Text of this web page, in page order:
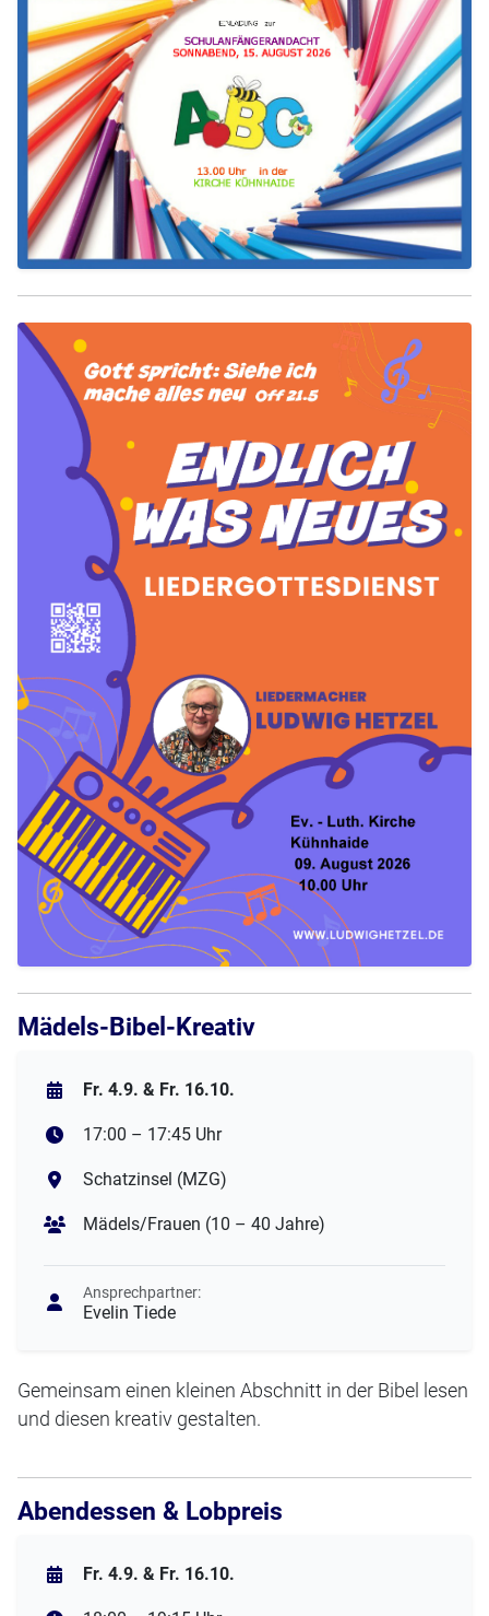
Mädels-Bibel-Kreativ
Fr. 4.9. & Fr. 16.10.
17:00 – 17:45 Uhr
Schatzinsel (MZG)
Mädels/Frauen (10 – 40 Jahre)
Ansprechpartner:
Evelin Tiede
Gemeinsam einen kleinen Abschnitt in der Bibel lesen
und diesen kreativ gestalten.
Abendessen & Lobpreis
Fr. 4.9. & Fr. 16.10.